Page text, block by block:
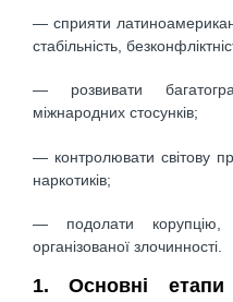
— сприяти
стабільність,
— розвивати
міжнародних стосунків;
— контролювати світову
наркотиків;
— подолати
організованої злочинності.
1. Основні етапи